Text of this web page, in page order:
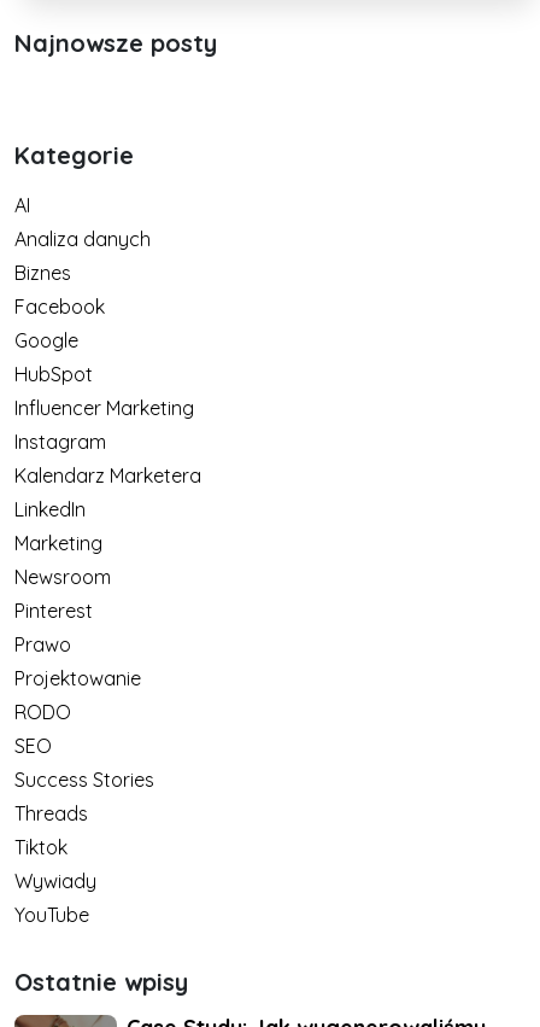
Najnowsze posty
Kategorie
AI
Analiza danych
Biznes
Facebook
Google
HubSpot
Influencer Marketing
Instagram
Kalendarz Marketera
LinkedIn
Marketing
Newsroom
Pinterest
Prawo
Projektowanie
RODO
SEO
Success Stories
Threads
Tiktok
Wywiady
YouTube
Ostatnie wpisy